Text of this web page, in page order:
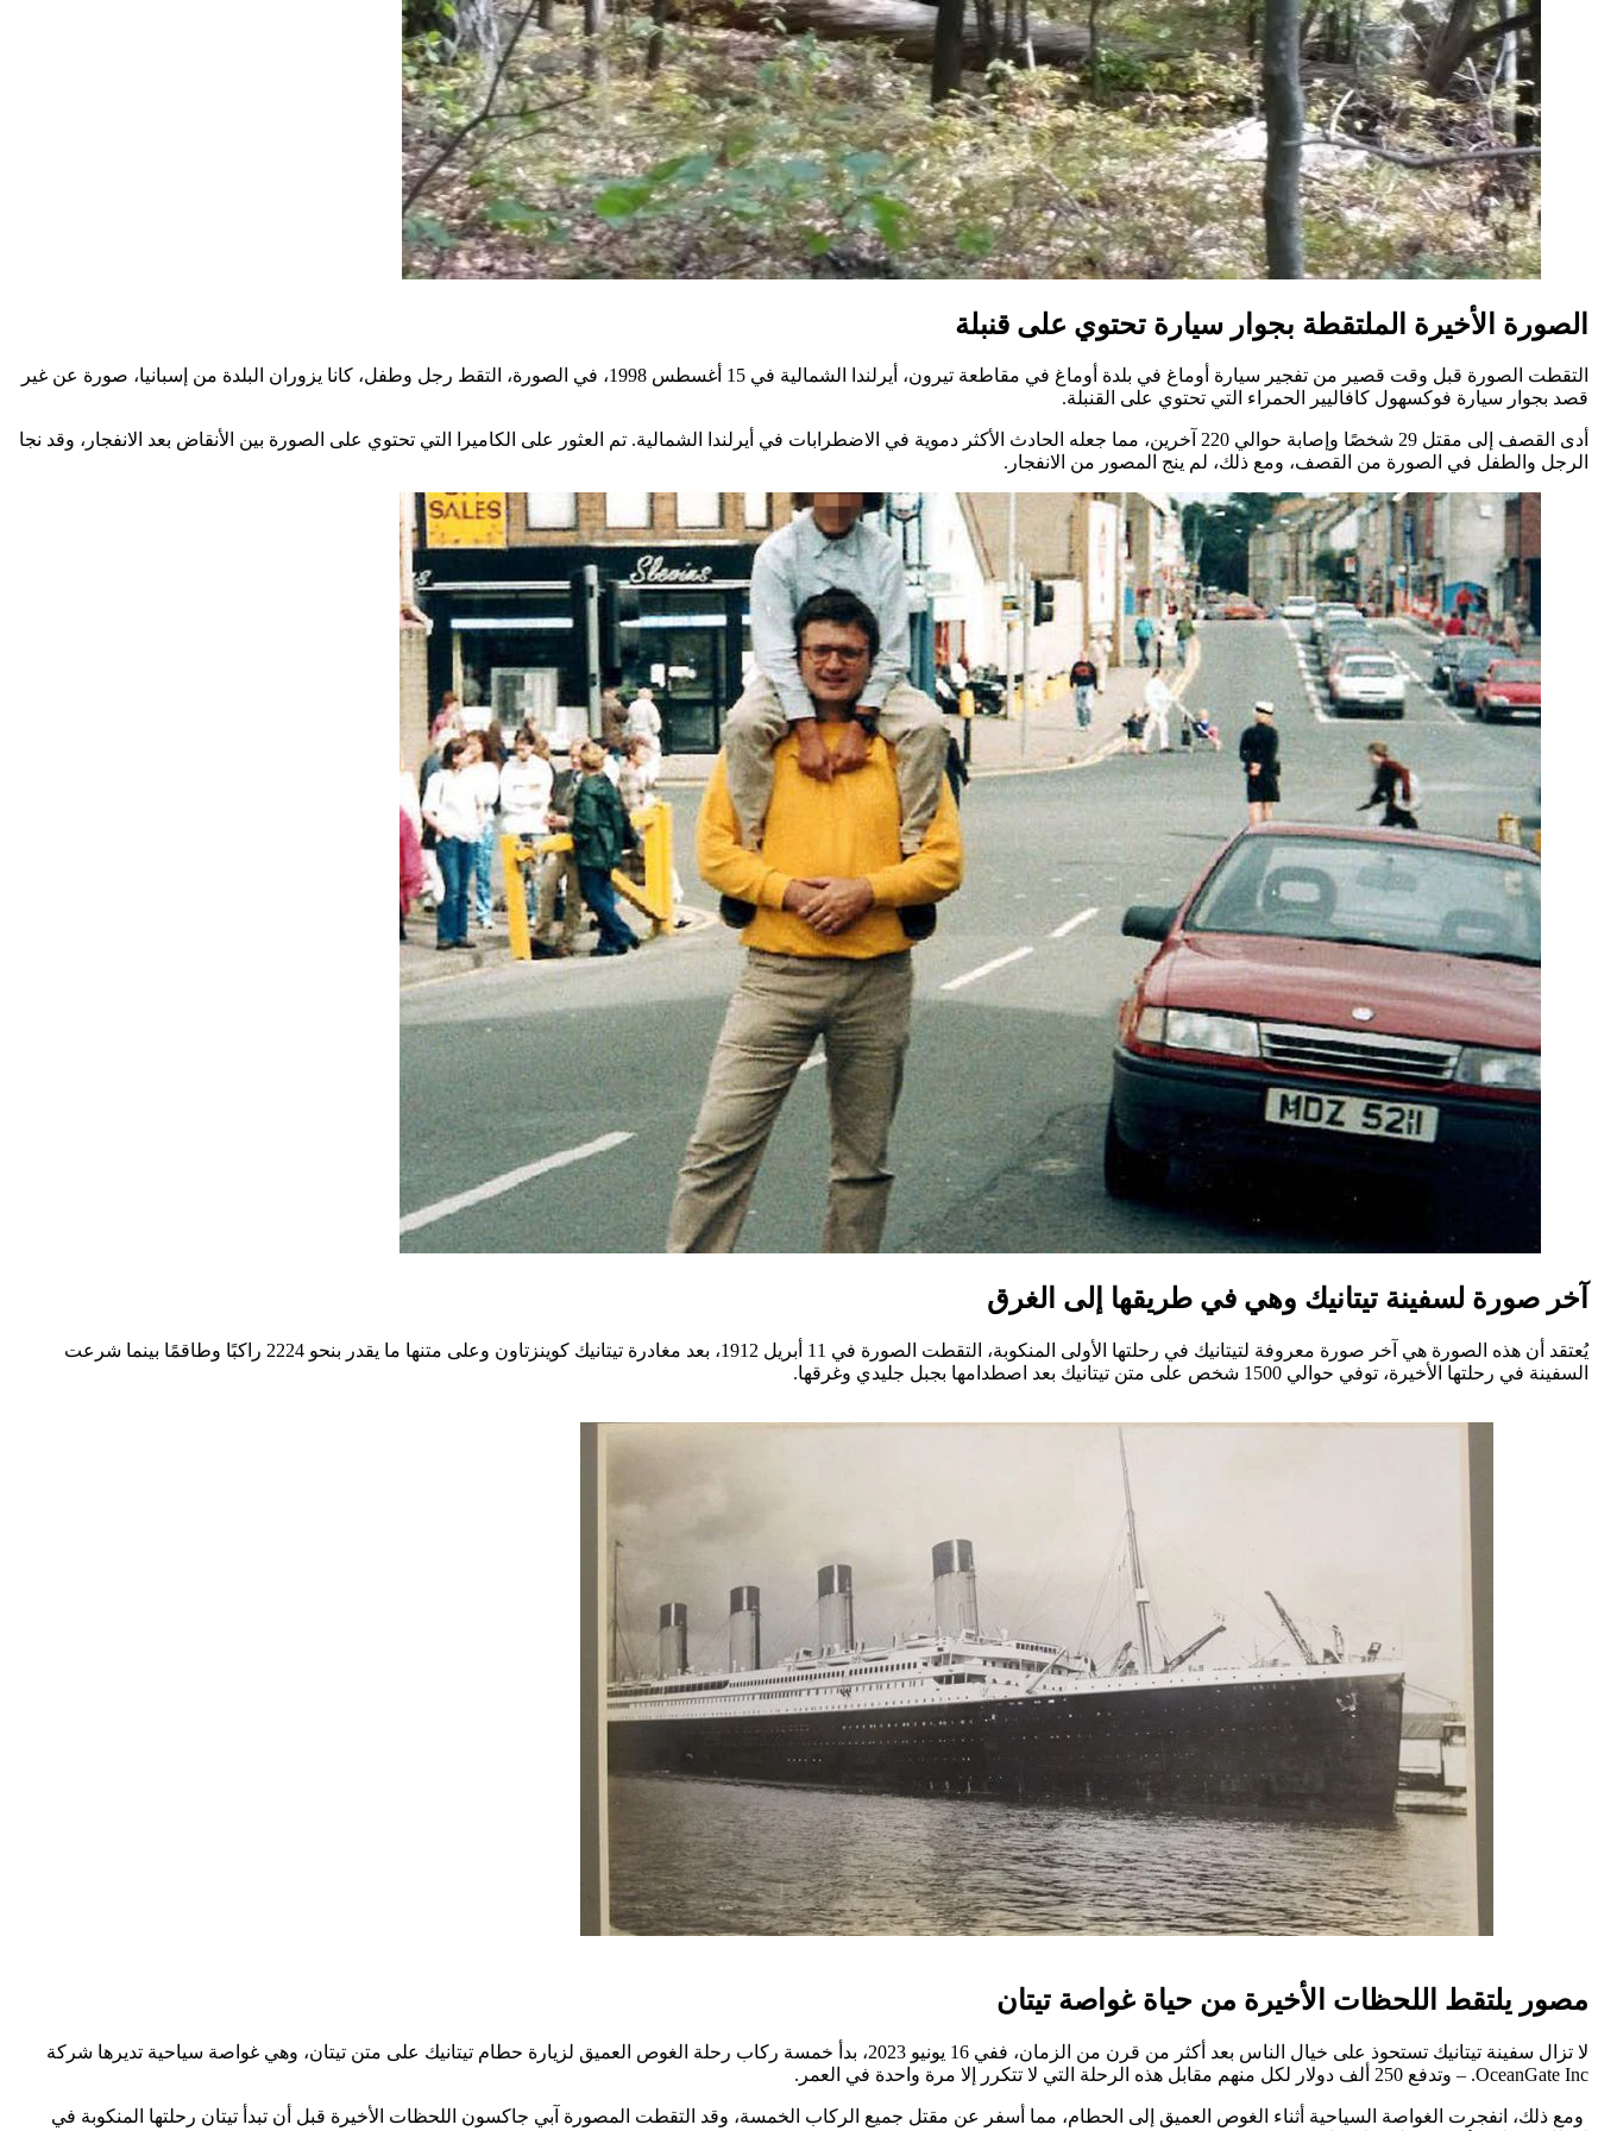
الصورة الأخيرة الملتقطة بجوار سيارة تحتوي على قنبلة
التقطت الصورة قبل وقت قصير من تفجير سيارة أوماغ في بلدة أوماغ في مقاطعة تيرون، أيرلندا الشمالية في 15 أغسطس 1998، في الصورة، التقط رجل وطفل، كانا يزوران البلدة من إسبانيا، صورة عن غير
قصد بجوار سيارة فوكسهول كافاليير الحمراء التي تحتوي على القنبلة.
أدى القصف إلى مقتل 29 شخصًا وإصابة حوالي 220 آخرين، مما جعله الحادث الأكثر دموية في الاضطرابات في أيرلندا الشمالية. تم العثور على الكاميرا التي تحتوي على الصورة بين الأنقاض بعد الانفجار، وقد نجا
الرجل والطفل في الصورة من القصف، ومع ذلك، لم ينج المصور من الانفجار.
آخر صورة لسفينة تيتانيك وهي في طريقها إلى الغرق
يُعتقد أن هذه الصورة هي آخر صورة معروفة لتيتانيك في رحلتها الأولى المنكوبة، التقطت الصورة في 11 أبريل 1912، بعد مغادرة تيتانيك كوينزتاون وعلى متنها ما يقدر بنحو 2224 راكبًا وطاقمًا بينما شرعت
السفينة في رحلتها الأخيرة، توفي حوالي 1500 شخص على متن تيتانيك بعد اصطدامها بجبل جليدي وغرقها.
مصور يلتقط اللحظات الأخيرة من حياة غواصة تيتان
لا تزال سفينة تيتانيك تستحوذ على خيال الناس بعد أكثر من قرن من الزمان، ففي 16 يونيو 2023، بدأ خمسة ركاب رحلة الغوص العميق لزيارة حطام تيتانيك على متن تيتان، وهي غواصة سياحية تديرها شركة
OceanGate Inc. – وتدفع 250 ألف دولار لكل منهم مقابل هذه الرحلة التي لا تتكرر إلا مرة واحدة في العمر.
ومع ذلك، انفجرت الغواصة السياحية أثناء الغوص العميق إلى الحطام، مما أسفر عن مقتل جميع الركاب الخمسة، وقد التقطت المصورة آبي جاكسون اللحظات الأخيرة قبل أن تبدأ تيتان رحلتها المنكوبة في